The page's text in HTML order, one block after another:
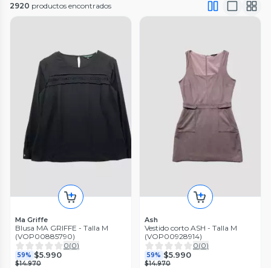
2920 productos encontrados
Ma Griffe
Blusa MA GRIFFE - Talla M
(VOP00885790)
0(0)
59% $5.990
$14.970
Ash
Vestido corto ASH - Talla M
(VOP00928914)
0(0)
59% $5.990
$14.970